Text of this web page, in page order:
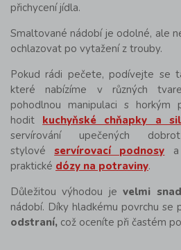
přichycení jídla.
Smaltované nádobí je odolné, ale
ochlazovat po vytažení z trouby.
Pokud rádi pečete, podívejte se
které nabízíme v různých
pohodlnou manipulaci s horkým
hodit kuchyňské chňapky a
servírování upečených
stylové
servírovací podnosy
praktické dózy na potraviny.
Důležitou výhodou je velmi
nádobí. Díky hladkému povrchu se
odstraní, což oceníte při častém